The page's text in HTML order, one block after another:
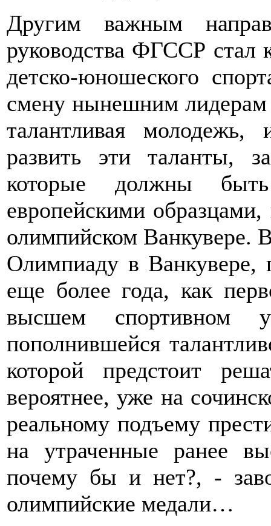
Другим важным
руководства ФГССР стал
детско-юношеского
смену нынешним
талантливая молодежь,
развить эти таланты,
которые должны
европейскими
олимпийском
Олимпиаду в Ванкувере,
еще более года, как
высшем спортивном
пополнившейся
которой предстоит
вероятнее, уже на
реальному подъему
на утраченные ранее
почему бы и нет?, -
олимпийские медали…